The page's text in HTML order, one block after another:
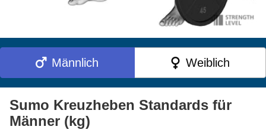
Männlich Weiblich
Sumo Kreuzheben Standards für
Männer (kg)